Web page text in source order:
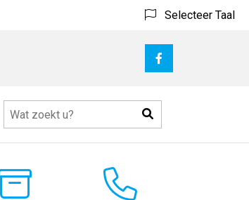
Selecteer Taal
Bezoek
facebook
Zoeken